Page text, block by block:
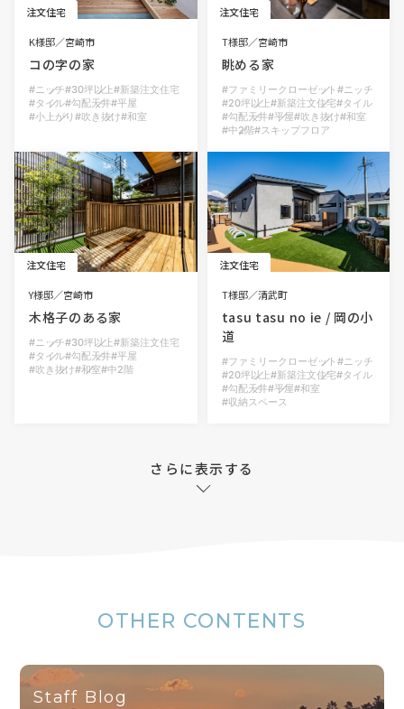
注文住宅
K様邸 宮崎市
コの字の家
ニッチ 30坪以上
新築注文住宅
タイル 勾配天井 平屋
小上がり
吹き抜け 和室
注文住宅
T様邸 宮崎市
眺める家
ファミリークローゼット
ニッチ
20坪以上 新築注文住宅 タイル
勾配天井 平屋 吹き抜け 和室
中2階 スキップフロア
注文住宅
Y様邸 宮崎市
木格子のある家
ニッチ 30坪以上
新築注文住宅
タイル 勾配天井 平屋
吹き抜け 和室 中2階
注文住宅
T様邸 清武町
tasu tasu no ie / 岡の小
道
ファミリークローゼット
ニッチ
20坪以上 新築注文住宅 タイル
勾配天井 平屋 和室
収納スペース
さらに表示する
OTHER CONTENTS
Staff Blog